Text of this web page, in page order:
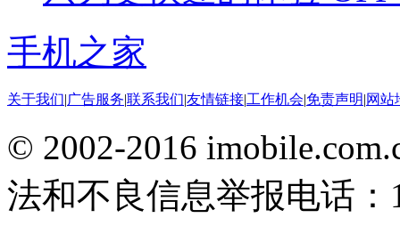
手机之家
关于我们|广告服务|联系我们|友情链接|工作机会|免责声明|网站
© 2002-2016
法和不良信息举报电话：